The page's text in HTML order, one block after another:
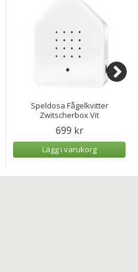
Speldosa Fågelkvitter
Zwitscherbox Vit
699 kr
Lägg i varukorg